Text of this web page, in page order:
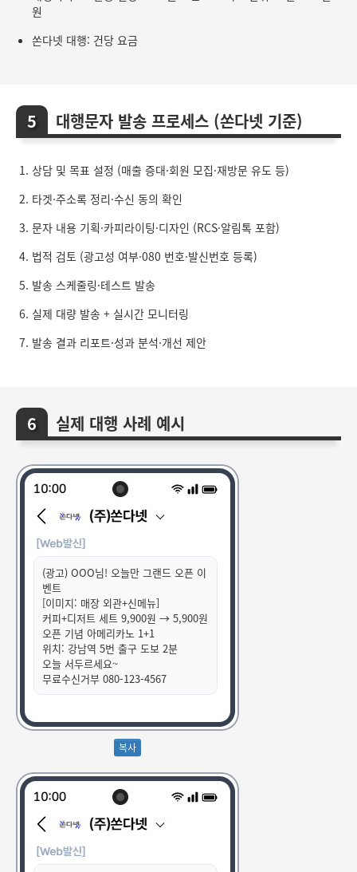
원
쏜다넷 대행: 건당 요금
대행문자 발송 프로세스 (쏜다넷 기준)
상담 및 목표 설정 (매출 증대·회원 모집·재방문 유도 등)
타겟·주소록 정리·수신 동의 확인
문자 내용 기획·카피라이팅·디자인 (RCS·알림톡 포함)
법적 검토 (광고성 여부·080 번호·발신번호 등록)
발송 스케줄링·테스트 발송
실제 대량 발송 + 실시간 모니터링
발송 결과 리포트·성과 분석·개선 제안
실제 대행 사례 예시
(광고) OOO님! 오늘만 그랜드 오픈 이
벤트
[이미지: 매장 외관+신메뉴]
커피+디저트 세트 9,900원 → 5,900원
오픈 기념 아메리카노 1+1
위치: 강남역 5번 출구 도보 2분
오늘 서두르세요~
무료수신거부 080-123-4567